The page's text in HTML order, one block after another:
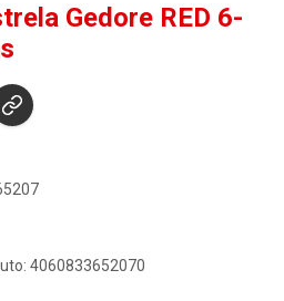
Gedore RED 6-
4060833652070